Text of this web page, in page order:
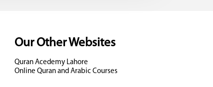
Our Other Websites
Quran Acedemy Lahore
Online Quran and Arabic Courses